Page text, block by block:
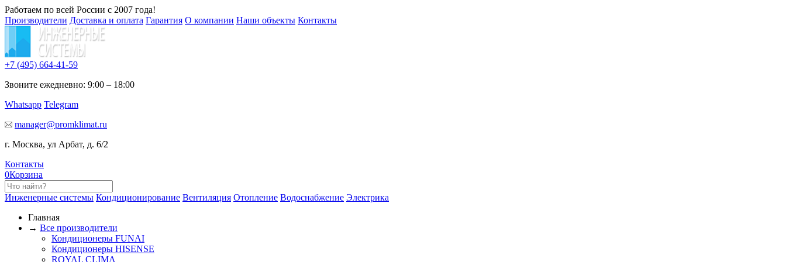
Работаем по всей России с 2007 года!
Производители Доставка и оплата Гарантия О компании Наши объекты Контакты
+7 (495) 664-41-59
Звоните ежедневно: 9:00 – 18:00
Whatsapp Telegram
manager@promklimat.ru
г. Москва, ул Арбат, д. 6/2
Контакты
0Корзина
Инженерные системы Кондиционирование Вентиляция Отопление Водоснабжение Электрика
Главная
→ Все производители
Кондиционеры FUNAI
Кондиционеры HISENSE
ROYAL CLIMA